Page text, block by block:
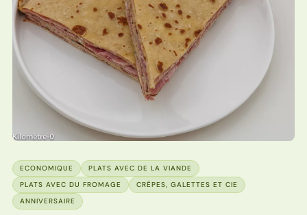
ECONOMIQUE
PLATS AVEC DE LA VIANDE
PLATS AVEC DU FROMAGE
CRÊPES, GALETTES ET CIE
ANNIVERSAIRE